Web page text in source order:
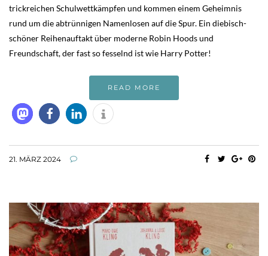
trickreichen Schulwettkämpfen und kommen einem Geheimnis
rund um die abtrünnigen Namenlosen auf die Spur. Ein diebisch-
schöner Reihenauftakt über moderne Robin Hoods und
Freundschaft, der fast so fesselnd ist wie Harry Potter!
READ MORE
21. MÄRZ 2024